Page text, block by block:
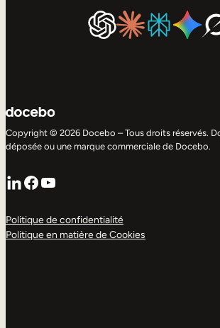
Copyright © 2026 Docebo – Tous droits réservés.
déposée ou une marque commerciale de Docebo.
LinkedIn
Facebook
YouTube
Politique de confidentialité
Politique en matière de Cookies